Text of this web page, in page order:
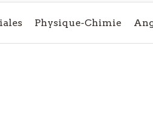
Physique-Chimie